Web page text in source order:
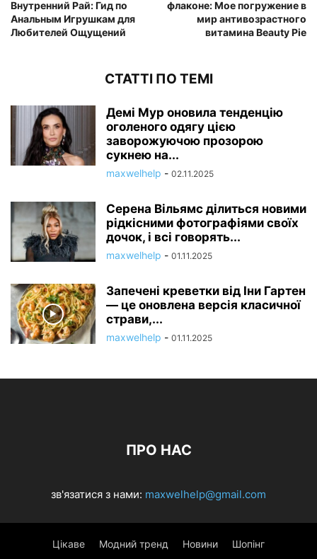
Внутренний Рай: Гид по
Анальным Игрушкам для
Любителей Ощущений
флаконе: Мое погружение в
мир антивозрастного
витамина Beauty Pie
СТАТТІ ПО ТЕМІ
Демі Мур оновила тенденцію
оголеного одягу цією
заворожуючою прозорою
сукнею на...
maxwelhelp - 02.11.2025
Серена Вільямс ділиться новими
рідкісними фотографіями своїх
дочок, і всі говорять...
maxwelhelp - 01.11.2025
Запечені креветки від Іни Гартен
— це оновлена ​​версія класичної
страви,...
maxwelhelp - 01.11.2025
ПРО НАС
зв'язатися з нами: maxwelhelp@gmail.com
Цікаве Модний тренд Новини Шопінг